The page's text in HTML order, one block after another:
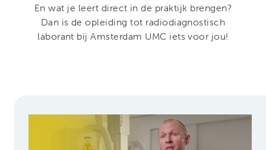
En wat je leert direct in de praktijk brengen?
Dan is de opleiding tot radiodiagnostisch
laborant bij Amsterdam UMC iets voor jou!